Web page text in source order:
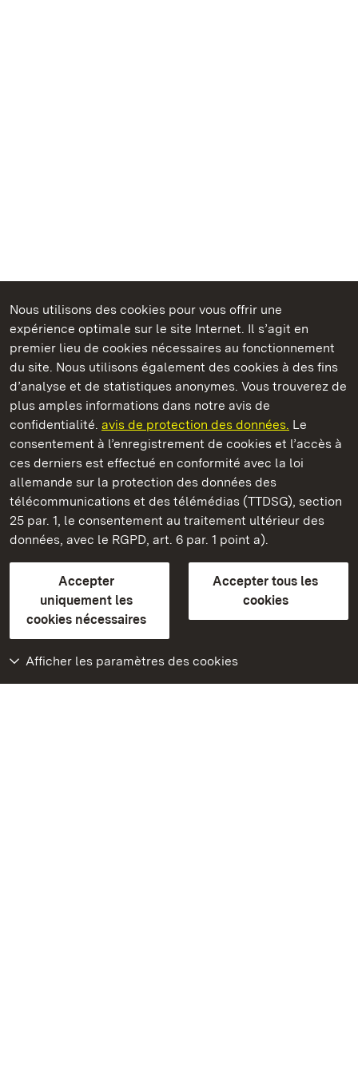
Nous utilisons des cookies pour vous offrir une
expérience optimale sur le site Internet. Il s’agit en
premier lieu de cookies nécessaires au fonctionnement
du site. Nous utilisons également des cookies à des fins
d’analyse et de statistiques anonymes. Vous trouverez de
plus amples informations dans notre avis de
confidentialité. avis de protection des données. Le
consentement à l’enregistrement de cookies et l’accès à
ces derniers est effectué en conformité avec la loi
allemande sur la protection des données des
télécommunications et des télémédias (TTDSG), section
25 par. 1, le consentement au traitement ultérieur des
données, avec le RGPD, art. 6 par. 1 point a).
Accepter
uniquement les
cookies nécessaires
Accepter tous les
cookies
Afficher les paramètres des cookies
Châteaux et jardins publics du Bade-Wurtemberg
Staatliche Schlösser und Gärten Baden‑Württemberg
Châteaux et jardins publics du Bade-Wurtemberg
ContactFAQ et réponsesMentions légales
Protection des données
Explications sur l’accessibilité
BITV-konform (geprüfte Seiten)
plus loin
Accueil
Monuments
Rendez-nous visite